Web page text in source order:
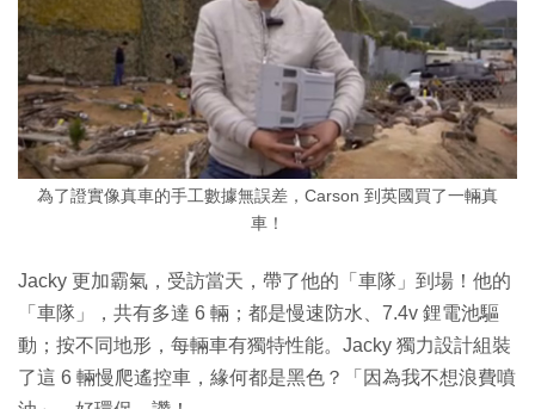
為了證實像真車的手工數據無誤差，Carson 到英國買了一輛真
車！
Jacky 更加霸氣，受訪當天，帶了他的「車隊」到場！他的
「車隊」，共有多達 6 輛；都是慢速防水、7.4v 鋰電池驅
動；按不同地形，每輛車有獨特性能。Jacky 獨力設計組裝
了這 6 輛慢爬遙控車，緣何都是黑色？「因為我不想浪費噴